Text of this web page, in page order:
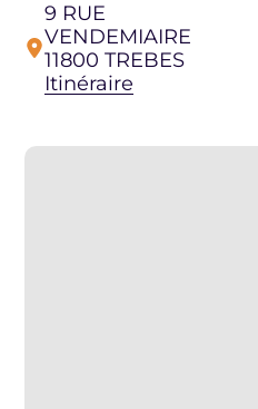
9 RUE
VENDEMIAIRE
11800 TREBES
Itinéraire